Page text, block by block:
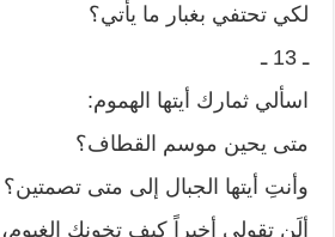
لكي تحتفي بغبار ما يأتي؟
ـ 13 ـ
اسألي ثمارك أيتها الهموم:
متى يحين موسم القطاف؟
وأنتِ أيتها الجبال إلى متى تصمتين؟
ألَن تقولي أخيراً كيف تخونك الغيوم،